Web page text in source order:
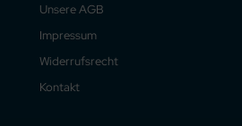
Unsere AGB
Impressum
Widerrufsrecht
Kontakt